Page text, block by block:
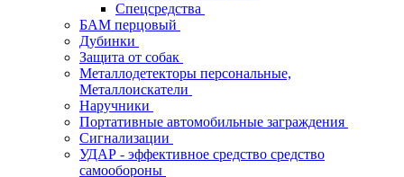
Спецсредства
БАМ перцовый
Дубинки
Защита от собак
Металлодетекторы персональные,
Металлоискатели
Наручники
Портативные автомобильные заграждения
Сигнализации
УДАР - эффективное средство средство
самообороны